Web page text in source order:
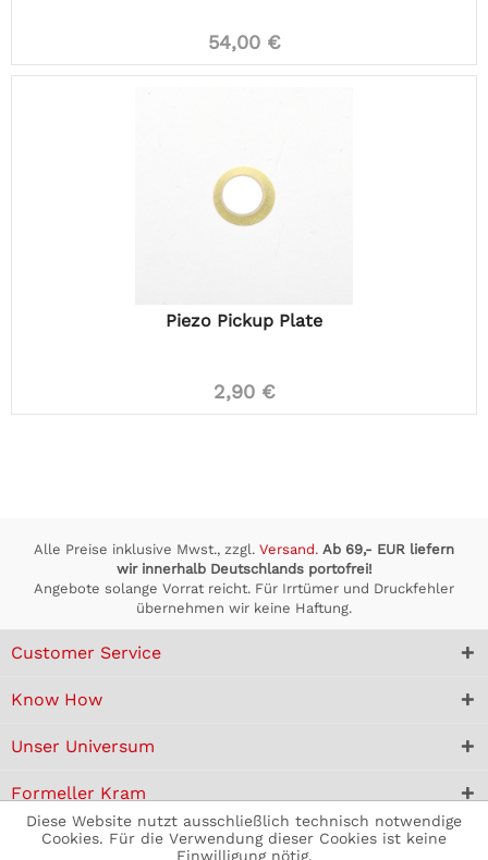
54,00 €
Piezo Pickup Plate
2,90 €
Alle Preise inklusive Mwst., zzgl. Versand. Ab 69,- EUR liefern
wir innerhalb Deutschlands portofrei!
Angebote solange Vorrat reicht. Für Irrtümer und Druckfehler
übernehmen wir keine Haftung.
Customer Service
Know How
Unser Universum
Formeller Kram
Diese Website nutzt ausschließlich technisch notwendige
Cookies. Für die Verwendung dieser Cookies ist keine
Einwilligung nötig.